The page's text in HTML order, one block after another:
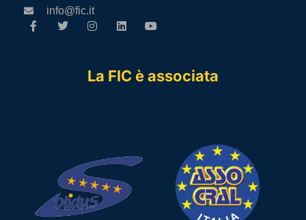
info@fic.it
La FIC è associata